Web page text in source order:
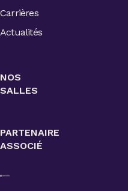
Carrières
Actualités
NOS
SALLES
PARTENAIRE
ASSOCIÉ